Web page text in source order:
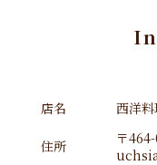
店名 西洋
住所
〒